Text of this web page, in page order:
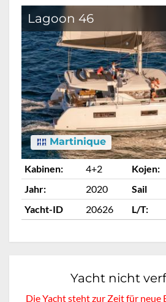
Lagoon 46
Martinique
Kabinen: 4+2 Kojen:
Jahr:
2020 Sail
Yacht-ID
20626 L/T:
Yacht nicht
Die Yacht steht zur Zeit für neue